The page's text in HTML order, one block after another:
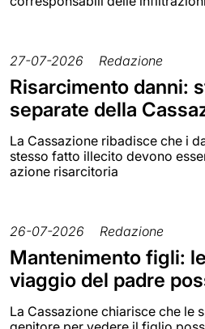
27-07-2026 Redazione
Risarcimento danni:
separate della
La Cassazione ribadisce che i
stesso fatto illecito devono
azione risarcitoria
26-07-2026 Redazione
Mantenimento figli:
viaggio del padre
La Cassazione chiarisce che le